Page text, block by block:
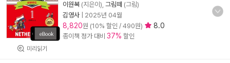
미리읽기
이원복 (지은이), 그림떼 (그림)
김영사
2025년 04월
8,820원 (10% 할인 / 490원) 8.0
종이책 정가 대비 37% 할인